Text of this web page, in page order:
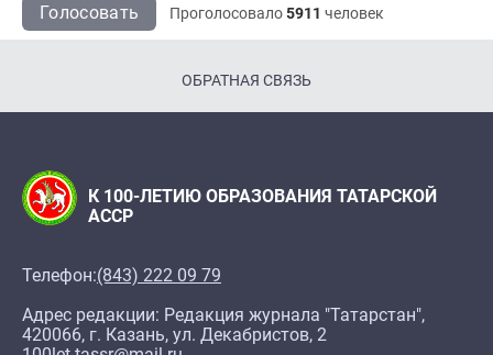
Голосовать Проголосовало5911 человек
ОБРАТНАЯ СВЯЗЬ
К 100-ЛЕТИЮ ОБРАЗОВАНИЯ ТАТАРСКОЙ
АССР
Телефон:(843) 222 09 79
Адрес редакции: Редакция журнала "Татарстан",
420066, г. Казань, ул. Декабристов, 2